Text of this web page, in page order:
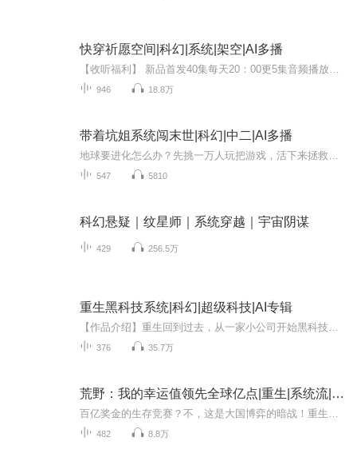
快穿祈愿空间|科幻|系统|架空|AI多播
946 18.8万
带着坑姐系统闯末世|科幻|中二|AI多播
547 5810
科幻悬疑｜纹星师｜系统穿越｜宇宙阴谋
429 256.5万
重生黑科技系统|科幻|超级科技|AI专辑
376 35.7万
荒野：我的幸运值领先全球亿点|重生|系统流|科幻|末日求生|科幻
482 8.8万